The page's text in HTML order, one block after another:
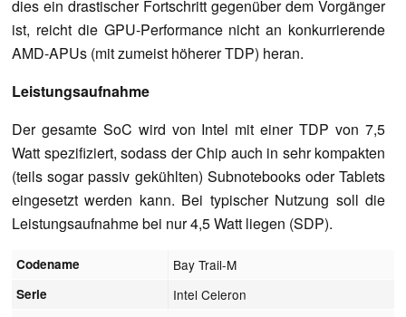
dies ein drastischer Fortschritt gegenüber dem Vorgänger
ist, reicht die GPU-Performance nicht an konkurrierende
AMD-APUs (mit zumeist höherer TDP) heran.
Leistungsaufnahme
Der gesamte SoC wird von Intel mit einer TDP von 7,5
Watt spezifiziert, sodass der Chip auch in sehr kompakten
(teils sogar passiv gekühlten) Subnotebooks oder Tablets
eingesetzt werden kann. Bei typischer Nutzung soll die
Leistungsaufnahme bei nur 4,5 Watt liegen (SDP).
Codename Bay Trail-M
Serie Intel Celeron